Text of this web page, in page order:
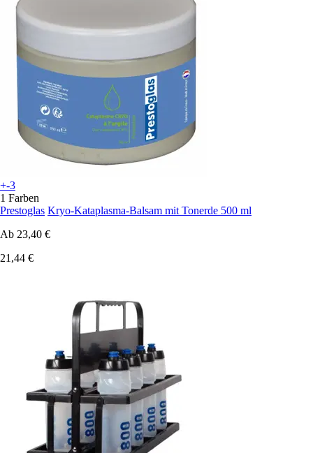
+-3
1 Farben
Prestoglas Kryo-Kataplasma-Balsam mit Tonerde 500 ml
Ab 23,40 €
21,44 €